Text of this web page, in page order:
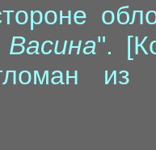
Васина".
из